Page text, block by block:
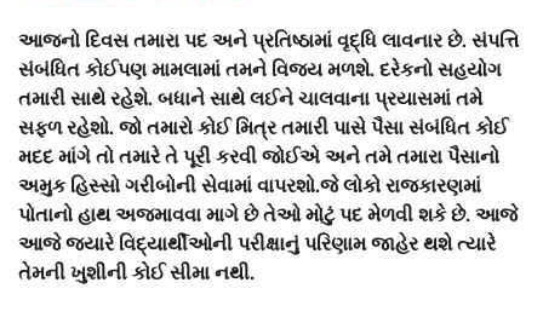
આજનો દિવસ તમારા પદ અને પ્રતિષ્ઠામાં વૃદ્ધિ લાવનાર છે. સંપત્તિ
સંબંધિત કોઈપણ મામલામાં તમને વિજય મળશે. દરેકનો સહયોગ
તમારી સાથે રહેશે. બધાને સાથે લઈને ચાલવાના પ્રયાસમાં તમે
સફળ રહેશો. જો તમારો કોઈ મિત્ર તમારી પાસે પૈસા સંબંધિત કોઈ
મદદ માંગે તો તમારે તે પૂરી કરવી જોઈએ અને તમે તમારા પૈસાનો
અમુક હિસ્સો ગરીબોની સેવામાં વાપરશો.જે લોકો રાજકારણમાં
પોતાનો હાથ અજમાવવા માગે છે તેઓ મોટું પદ મેળવી શકે છે. આજે
આજે જ્યારે વિદ્યાર્થીઓની પરીક્ષાનું પરિણામ જાહેર થશે ત્યારે
તેમની ખુશીની કોઈ સીમા નથી.